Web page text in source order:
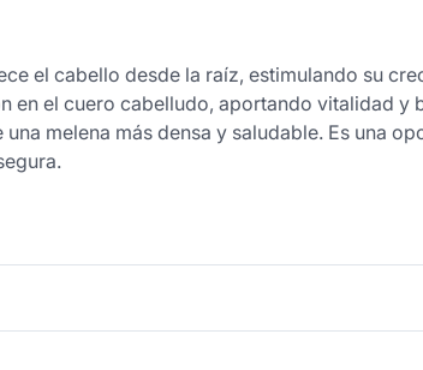
el cabello desde la raíz, estimulando su
en el cuero cabelludo, aportando vitalidad y
melena más densa y saludable. Es una